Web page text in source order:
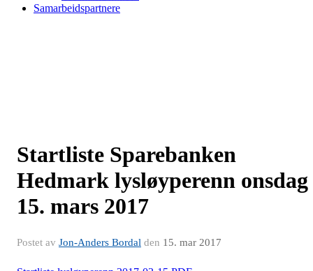
Samarbeidspartnere
Startliste Sparebanken
Hedmark lysløyperenn onsdag
15. mars 2017
Postet av Jon-Anders Bordal den 15. mar 2017